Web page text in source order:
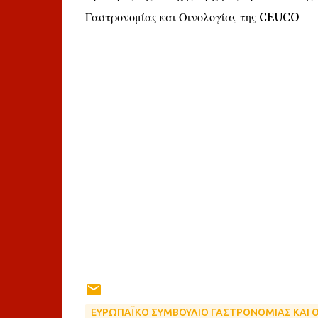
Γαστρονομίας και Οινολογίας της CEUCO
ΕΥΡΩΠΑΪΚΟ ΣΥΜΒΟΥΛΙΟ ΓΑΣΤΡΟΝΟΜΙΑΣ ΚΑΙ